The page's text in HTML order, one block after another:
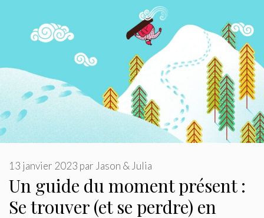
Un guide du moment présent :
Se trouver (et se perdre) en
13 janvier 2023 par Jason & Julia